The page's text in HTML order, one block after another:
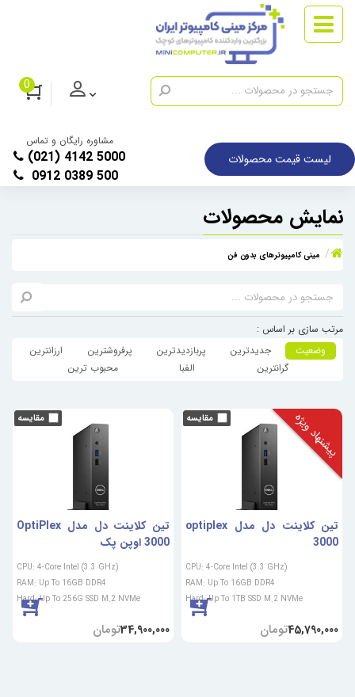
0
لیست قیمت محصولات
مشاوره رایگان و تماس
(021) 4142 5000
0912 0389 500
نمایش محصولات
مینی کامپیوترهای بدون فن
مرتب سازی بر اساس :
وضعیت
جدیدترین پربازدیدترین پرفروشترین
ارزانترین
گرانترین
الفبا محبوب ترین
پیشنهاد ویژه
تین کلاینت دل مدل optiplex
3000
CPU: 4-Core Intel (3.3 GHz)
RAM: Up To 16GB DDR4
Hard: Up To 1TB SSD M.2 NVMe
45,790,000تومان
تین کلاینت دل مدل OptiPlex
3000 اوپن پک
CPU: 4-Core Intel (3.3 GHz)
RAM: Up To 16GB DDR4
Hard: Up To 256G SSD M.2 NVMe
34,900,000تومان